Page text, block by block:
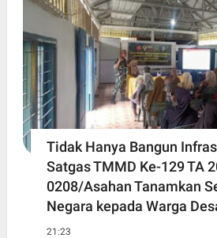
Tidak Hanya Bangun
Satgas TMMD Ke-129 TA
0208/Asahan Tanamkan
Negara kepada Warga
21:23